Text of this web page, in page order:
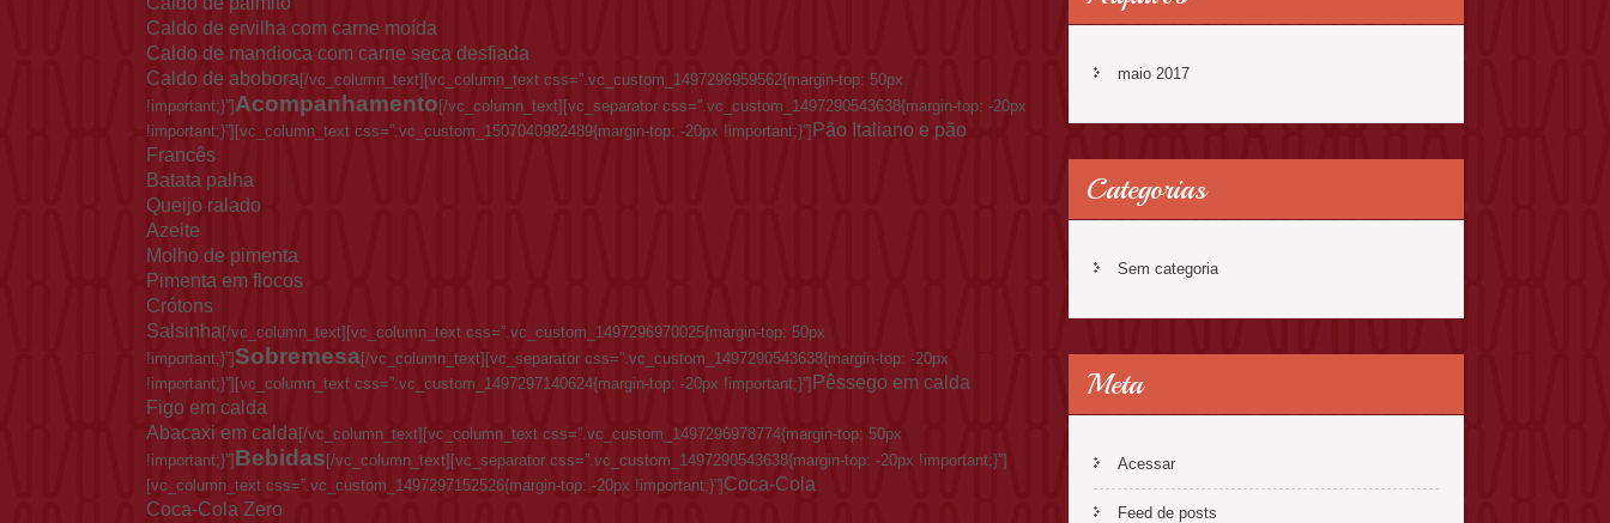
Caldo de ervilha com carne moída
Caldo de mandioca com carne seca desfiada
Caldo de abobora [/vc_column_text][vc_column_text css=”.vc_custom_1497296959562{margin-top: 50px
!important;}”] Acompanhamento [/vc_column_text][vc_separator css=”.vc_custom_1497290543638{margin-top: -20px
!important;}”][vc_column_text css=”.vc_custom_1507040982489{margin-top: -20px !important;}”] Pão Italiano e pão
Francês
Batata palha
Queijo ralado
Azeite
Molho de pimenta
Pimenta em flocos
Crótons
Salsinha [/vc_column_text][vc_column_text css=”.vc_custom_1497296970025{margin-top: 50px
!important;}”] Sobremesa[/vc_column_text][vc_separator css=”.vc_custom_1497290543638{margin-top: -20px
!important;}”][vc_column_text css=”.vc_custom_1497297140624{margin-top: -20px !important;}”] Pêssego em calda
Figo em calda
Abacaxi em calda [/vc_column_text][vc_column_text css=”.vc_custom_1497296978774{margin-top: 50px
!important;}”] Bebidas [/vc_column_text][vc_separator css=”.vc_custom_1497290543638{margin-top: -20px !important;}”]
[vc_column_text css=”.vc_custom_1497297152526{margin-top: -20px !important;}”] Coca-Cola
Coca-Cola Zero
maio 2017
Categorias
Sem categoria
Meta
Acessar
Feed de posts